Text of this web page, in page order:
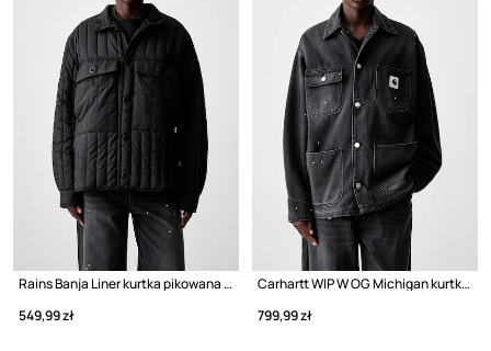
Rains Banja Liner kurtka pikowana damska
549,99 zł
Carhartt WIP W OG Michigan kurtka przejściowa damska jeansowa
799,99 zł